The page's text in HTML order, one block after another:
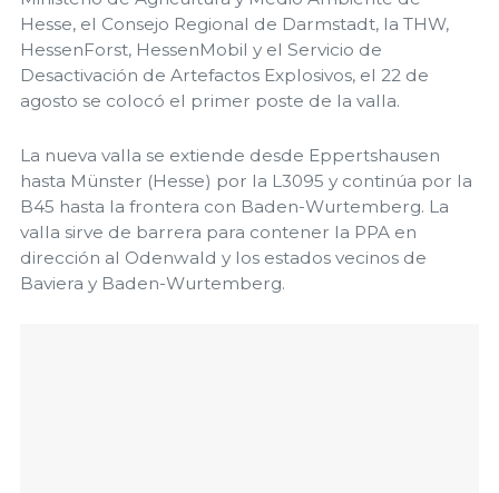
Hesse, el Consejo Regional de Darmstadt, la THW,
HessenForst, HessenMobil y el Servicio de
Desactivación de Artefactos Explosivos, el 22 de
agosto se colocó el primer poste de la valla.
La nueva valla se extiende desde Eppertshausen
hasta Münster (Hesse) por la L3095 y continúa por la
B45 hasta la frontera con Baden-Wurtemberg. La
valla sirve de barrera para contener la PPA en
dirección al Odenwald y los estados vecinos de
Baviera y Baden-Wurtemberg.